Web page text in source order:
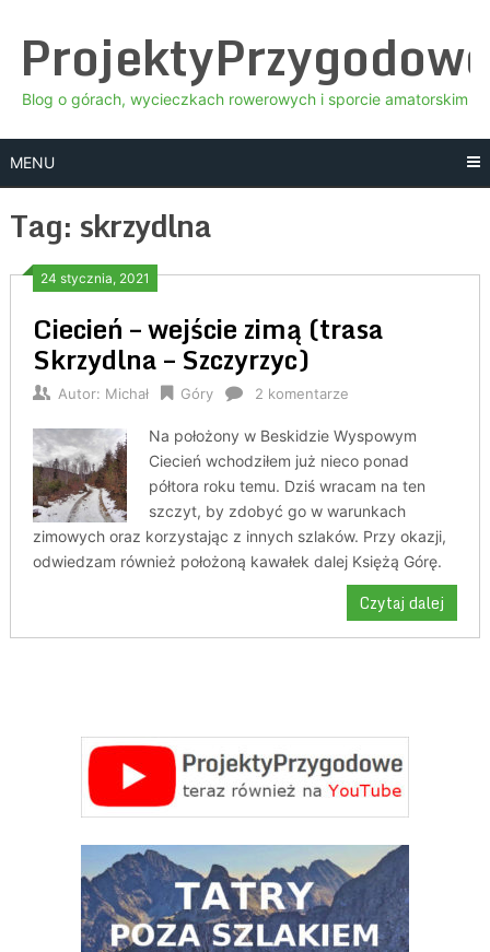
content
Blog o górach, wycieczkach rowerowych i sporcie amatorskim
MENU
Tag: skrzydlna
24 stycznia, 2021
Ciecień – wejście zimą (trasa
Skrzydlna – Szczyrzyc)
Autor: Michał Góry 2 komentarze
Na położony w Beskidzie Wyspowym
Ciecień wchodziłem już nieco ponad
półtora roku temu. Dziś wracam na ten
szczyt, by zdobyć go w warunkach
zimowych oraz korzystając z innych szlaków. Przy okazji,
odwiedzam również położoną kawałek dalej Księżą Górę.
Czytaj dalej